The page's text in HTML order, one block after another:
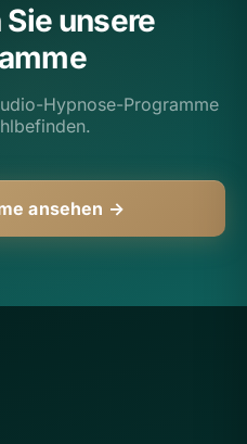
unsere
Hypnose-Programme
ansehen →